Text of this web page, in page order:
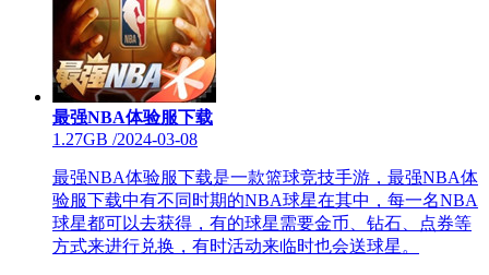
最强NBA体验服下载
1.27GB /2024-03-08
最强NBA体验服下载是一款篮球竞技手游，最强NBA体
验服下载中有不同时期的NBA球星在其中，每一名NBA
球星都可以去获得，有的球星需要金币、钻石、点券等
方式来进行兑换，有时活动来临时也会送球星。